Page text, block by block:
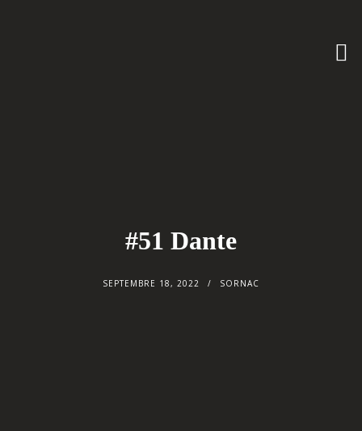
#51 Dante
SEPTEMBRE 18, 2022 SORNAC